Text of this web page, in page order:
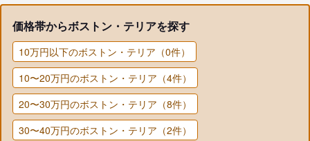
価格帯からボストン・テリアを探す
10万円以下のボストン・テリア（0件）
10〜20万円のボストン・テリア（4件）
20〜30万円のボストン・テリア（8件）
30〜40万円のボストン・テリア（2件）